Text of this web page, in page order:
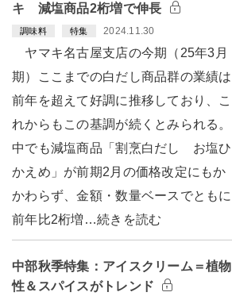
キ 減塩商品2桁増で伸長
調味料 特集 2024.11.30
ヤマキ名古屋支店の今期（25年3月
期）ここまでの白だし商品群の業績は
前年を超えて好調に推移しており、こ
れからもこの基調が続くとみられる。
中でも減塩商品「割烹白だし お塩ひ
かえめ」が前期2月の価格改定にもか
かわらず、金額・数量ベースでともに
前年比2桁増…続きを読む
中部秋季特集：アイスクリーム＝植物
性＆スパイスがトレンド